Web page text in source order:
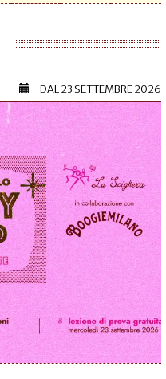
DAL23 SETTEMBRE 2026